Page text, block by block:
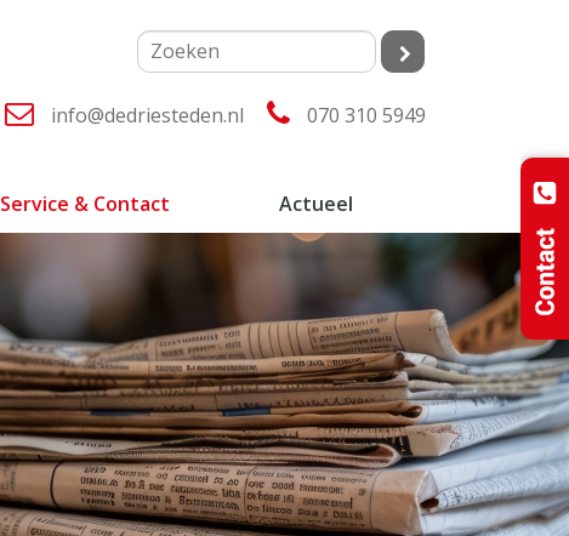
info@dedriesteden.nl 070 310 5949
Service & Contact Actueel